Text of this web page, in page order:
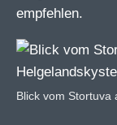
empfehlen.
Blick vom